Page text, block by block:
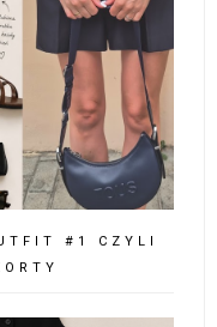
#1 CZYLI